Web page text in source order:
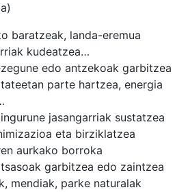
baratzeak, landa-eremua
kudeatzea…
edo antzekoak garbitzea
parte hartzea, energia
jasangarriak sustatzea
eta birziklatzea
aurkako borroka
garbitzea edo zaintzea
mendiak, parke naturalak